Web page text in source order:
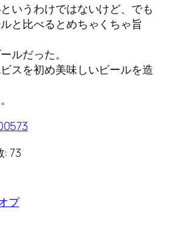
いうわけではないけど、でも
と比べるとめちゃくちゃ旨
ルだった。
スを初め美味しいビールを造
: 73
プ